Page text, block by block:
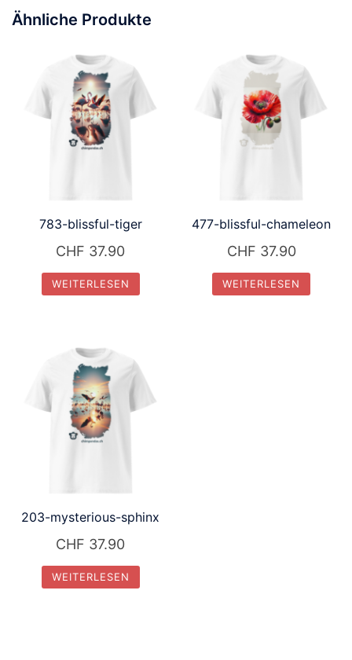
Ähnliche Produkte
783-blissful-tiger
CHF 37.90
WEITERLESEN
477-blissful-chameleon
CHF 37.90
WEITERLESEN
203-mysterious-sphinx
CHF 37.90
WEITERLESEN